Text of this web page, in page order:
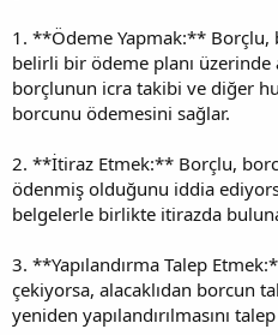
1. **Ödeme Yapmak:** Borçlu,
belirli bir ödeme planı üzerinde
borçlunun icra takibi ve diğer
borcunu ödemesini sağlar.
2. **İtiraz Etmek:** Borçlu,
ödenmiş olduğunu iddia
belgelerle birlikte itirazda
3. **Yapılandırma Talep
çekiyorsa, alacaklıdan borcun
yeniden yapılandırılmasını